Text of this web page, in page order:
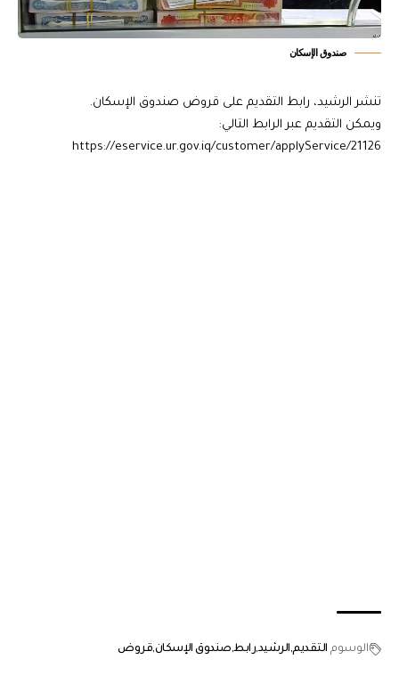
صندوق الإسكان
تنشر الرشيد، رابط التقديم على قروض صندوق الإسكان.
ويمكن التقديم عبر الرابط التالي:
https://eservice.ur.gov.iq/customer/applyService/21126
الوسوم التقديم الرشيدرابط صندوق الإسكانقروض